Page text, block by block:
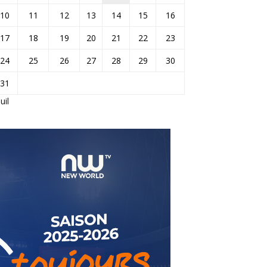
10 11 12 13 14 15
16
17
18 19 20 21 22
23
24
25 26 27 28 29
30
31